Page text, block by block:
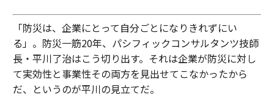
「防災は、企業にとって自分ごとになりきれずにい
る」。防災一筋20年、パシフィックコンサルタンツ技師
長・平川了治はこう切り出す。それは企業が防災に対し
て実効性と事業性その両方を見出せてこなかったから
だ、というのが平川の見立てだ。